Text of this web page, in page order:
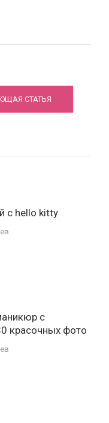
СТАТЬЯ
с hello kitty
с
красочных фото